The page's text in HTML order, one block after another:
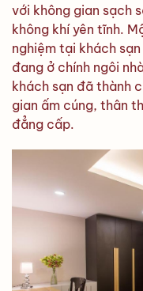
với không gian sạch
không khí yên tĩnh.
nghiệm tại khách
đang ở chính ngôi
khách sạn đã thành
gian ấm cúng, thân
đẳng cấp.